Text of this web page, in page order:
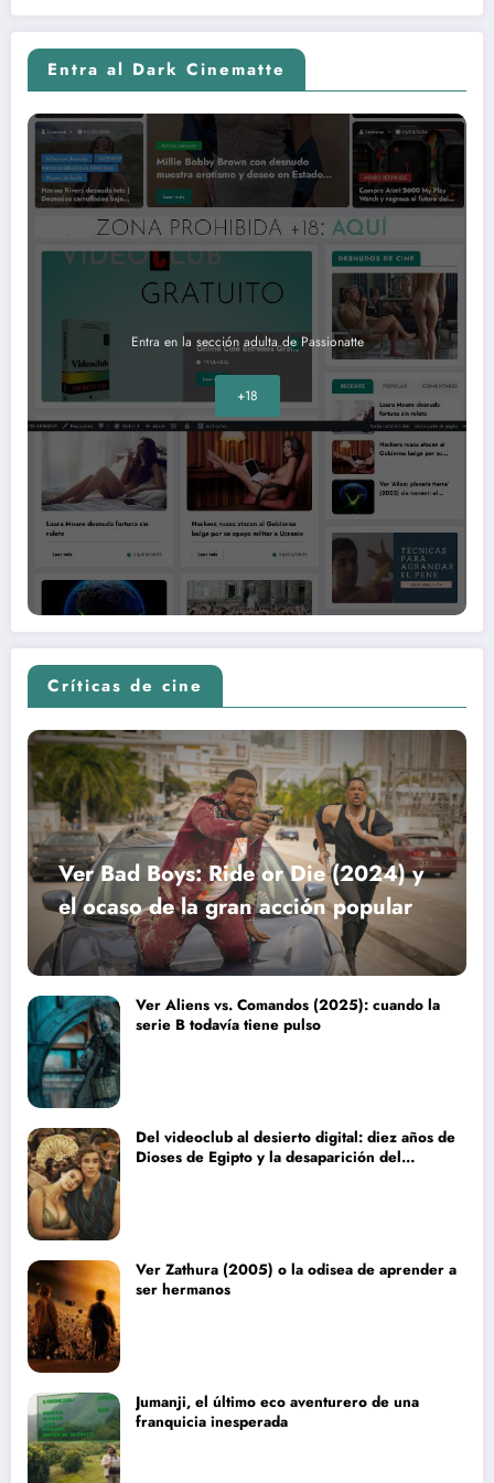
Entra al Dark Cinematte
Entra en la sección adulta de Passionatte
+18
Críticas de cine
Ver Bad Boys: Ride or Die (2024) y
el ocaso de la gran acción popular
Ver Aliens vs. Comandos (2025): cuando la
serie B todavía tiene pulso
Del videoclub al desierto digital: diez años de
Dioses de Egipto y la desaparición del
Ver Zathura (2005) o la odisea de aprender a
ser hermanos
Jumanji, el último eco aventurero de una
franquicia inesperada